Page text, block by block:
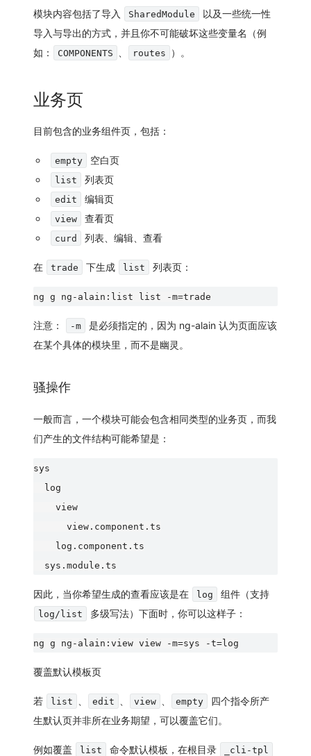
模块内容包括了导入 SharedModule
以及一些统一性
导入与导出的方式，并且你不可能破坏这些变量名（例
如：
COMPONENTS routes ）。
业务页
目前包含的业务组件页，包括：
empty 空白页
list 列表页
edit 编辑页
view 查看页
curd 列表、编辑、查看
在 trade 下生成 list 列表页：
注意： -m
是必须指定的，因为 ng-alain 认为页面应该
在某个具体的模块里，而不是幽灵。
骚操作
一般而言，一个模块可能会包含相同类型的业务页，而我
们产生的文件结构可能希望是：
sys
  log
    view
      view.component.ts
    log.component.ts
因此，当你希望生成的查看应该是在 log 组件（支持
log/list 多级写法）下面时，你可以这样子：
覆盖默认模板页
若 list edit view empty
四个指令所产
生默认页并非所在业务期望，可以覆盖它们。
例如覆盖 list 命令默认模板，在根目录 _cli-tpl